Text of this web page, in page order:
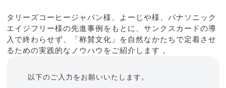
タリーズコーヒージャパン様、よーじや様、パナソニック
エイジフリー様の先進事例をもとに、サンクスカードの導
入で終わらせず、「称賛文化」を自然なかたちで定着させ
るための実践的なノウハウをご紹介します 。
以下のご入力をお願いいたします。